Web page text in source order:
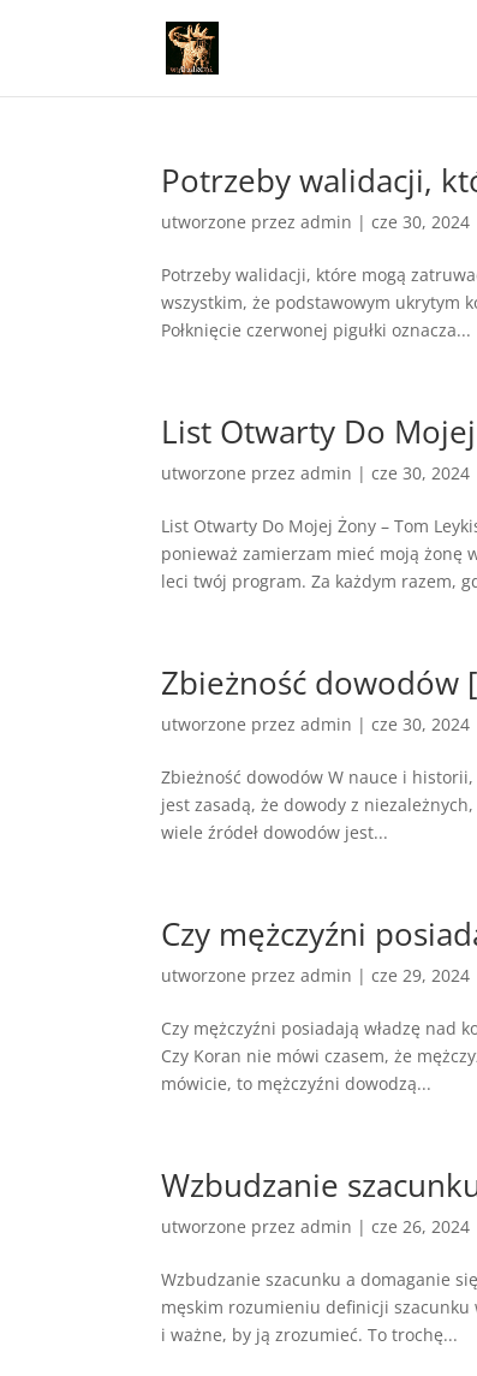
Potrzeby walidacji,
utworzone przezadmin |cze 30, 2024
Potrzeby walidacji, które mogą
wszystkim, że podstawowym ukrytym
Połknięcie czerwonej pigułki oznacza...
List Otwarty Do
utworzone przezadmin |cze 30, 2024
List Otwarty Do Mojej Żony – Tom
ponieważ zamierzam mieć moją żonę
leci twój program. Za każdym razem,
Zbieżność dowodów
utworzone przezadmin |cze 30, 2024
Zbieżność dowodów W nauce i
jest zasadą, że dowody z
wiele źródeł dowodów jest...
Czy mężczyźni
utworzone przezadmin |cze 29, 2024
Czy mężczyźni posiadają władzę nad
Czy Koran nie mówi czasem, że
mówicie, to mężczyźni dowodzą...
Wzbudzanie
utworzone przezadmin |cze 26, 2024
Wzbudzanie szacunku a domaganie
męskim rozumieniu definicji
i ważne, by ją zrozumieć. To trochę...